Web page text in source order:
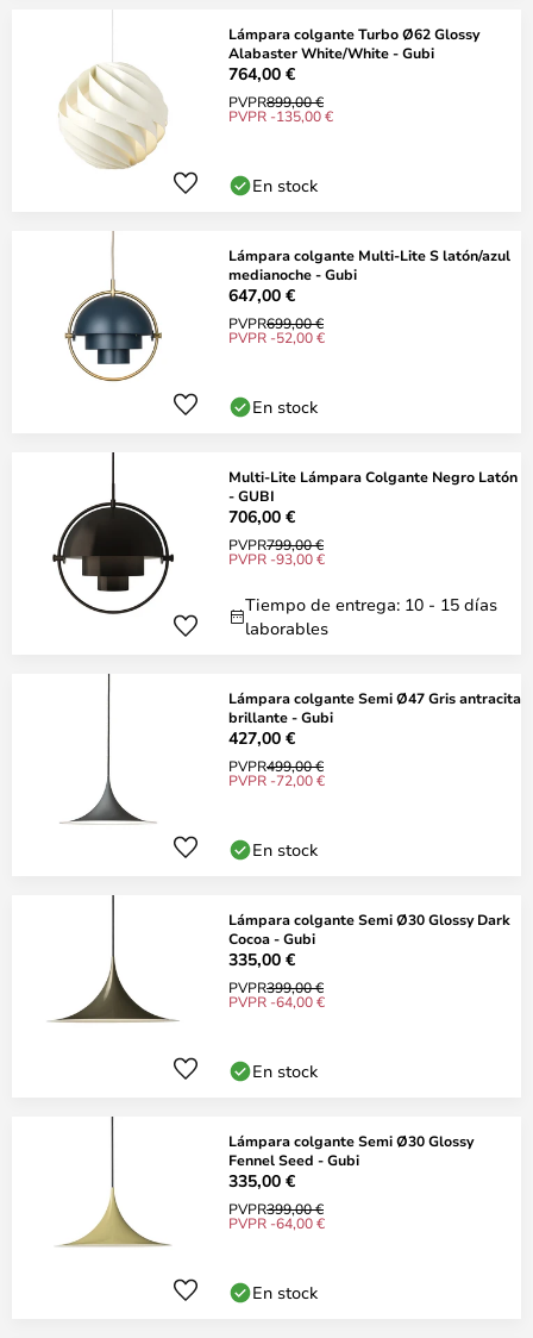
Lámpara colgante Turbo Ø62 Glossy
Alabaster White/White - Gubi
764,00 €
PVPR899,00 €
PVPR -135,00 €
En stock
Lámpara colgante Multi-Lite S latón/azul
medianoche - Gubi
647,00 €
PVPR699,00 €
PVPR -52,00 €
En stock
Multi-Lite Lámpara Colgante Negro Latón
- GUBI
706,00 €
PVPR799,00 €
PVPR -93,00 €
Tiempo de entrega: 10 - 15 días
laborables
Lámpara colgante Semi Ø47 Gris antracita
brillante - Gubi
427,00 €
PVPR499,00 €
PVPR -72,00 €
En stock
Lámpara colgante Semi Ø30 Glossy Dark
Cocoa - Gubi
335,00 €
PVPR399,00 €
PVPR -64,00 €
En stock
Lámpara colgante Semi Ø30 Glossy
Fennel Seed - Gubi
335,00 €
PVPR399,00 €
PVPR -64,00 €
En stock